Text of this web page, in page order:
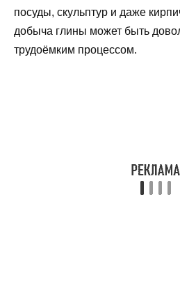
посуды, скульптур и даже
добыча глины может быть
трудоёмким процессом.